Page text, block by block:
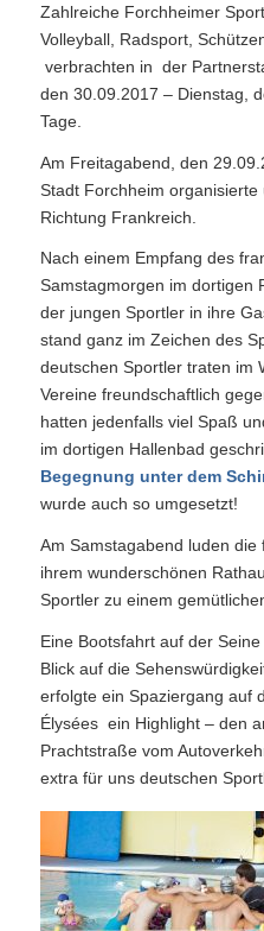
Zahlreiche Forchheimer
Volleyball, Radsport,
verbrachten in der
den 30.09.2017 – Dienstag,
Tage.
Am Freitagabend, den
Stadt Forchheim organisierte
Richtung Frankreich.
Nach einem Empfang des
Samstagmorgen im dortigen
der jungen Sportler in ihre
stand ganz im Zeichen des
deutschen Sportler traten im
Vereine freundschaftlich
hatten jedenfalls viel Spaß
im dortigen Hallenbad
Begegnung unter dem
wurde auch so umgesetzt!
Am Samstagabend luden
ihrem wunderschönen
Sportler zu einem
Eine Bootsfahrt auf der
Blick auf die
erfolgte ein Spaziergang auf
Élysées ein Highlight – den
Prachtstraße vom
extra für uns deutschen